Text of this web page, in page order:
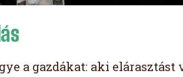
a gazdákat: aki elárasztást